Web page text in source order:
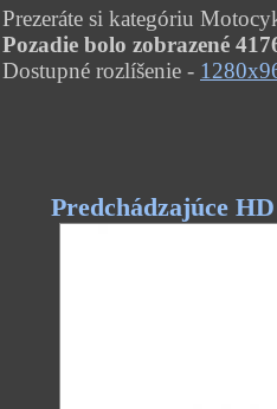
Prezeráte si kategóriu
Pozadie bolo zobrazené
Dostupné rozlíšenie -
Predchádzajúce